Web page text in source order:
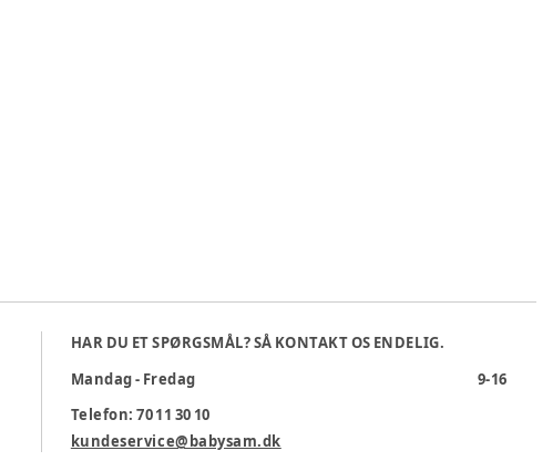
HAR DU ET SPØRGSMÅL? SÅ KONTAKT OS ENDELIG.
Mandag - Fredag
9-16
Telefon: 70 11 30 10
kundeservice@babysam.dk